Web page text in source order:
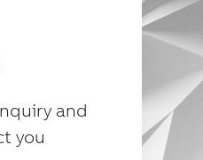
and
you